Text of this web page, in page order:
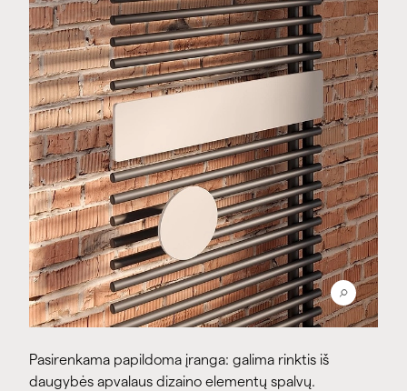
Pasirenkama papildoma įranga: galima rinktis iš
daugybės apvalaus dizaino elementų spalvų.